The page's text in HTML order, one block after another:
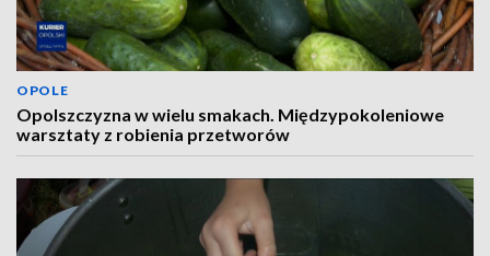
OPOLE
Opolszczyzna w wielu smakach. Międzypokoleniowe
warsztaty z robienia przetworów